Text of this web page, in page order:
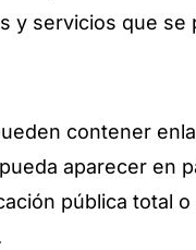
servicios que se
contener
aparecer en
pública total